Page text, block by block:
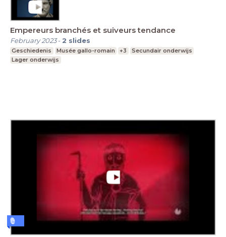
Empereurs branchés et suiveurs tendance
February 2023- 2 slides
Geschiedenis Musée gallo-romain +3
Secundair onderwijs
Lager onderwijs